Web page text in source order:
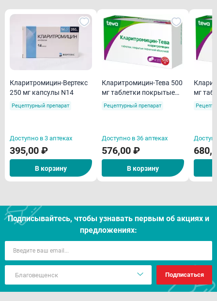
Кларитромицин-Вертекс
250 мг капсулы N14
Рецептурный препарат
Доступно в 3 аптеках
395,00 ₽
В корзину
Кларитромицин-Тева 500
мг таблетки покрытые
пленочной оболочкой
Рецептурный препарат
Доступно в 36 аптеках
576,00 ₽
В корзину
мг
Подписывайтесь, чтобы узнавать первым об акцияx и
предложениях:
Подписаться